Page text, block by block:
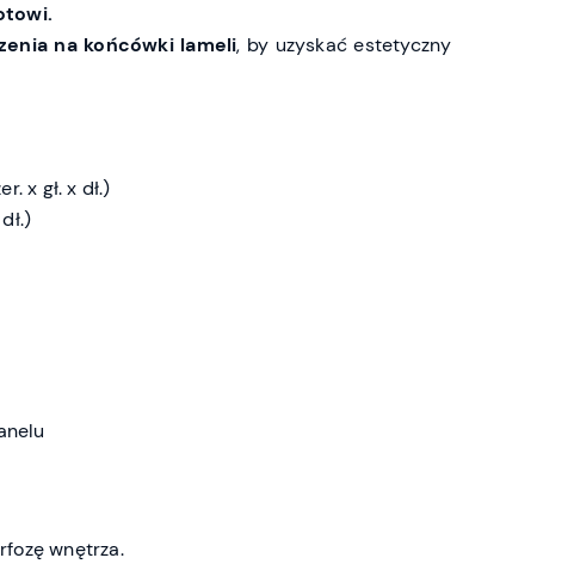
na końcówki lameli, by uzyskać estetyczny
x gł. x dł.)
wnętrza.